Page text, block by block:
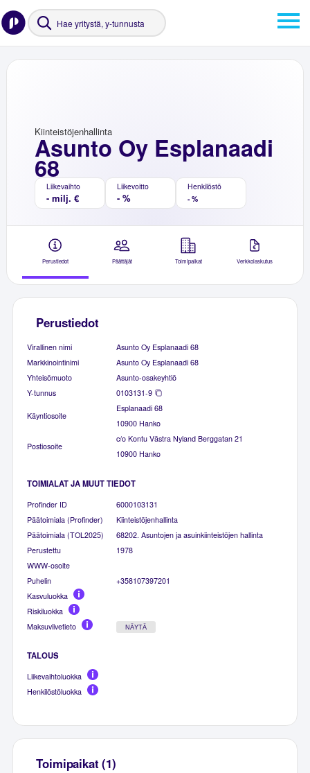
Asunto Oy Esplanaadi
68
Kiinteistöjenhallinta
Liikevaihto
- milj. €
Liikevoitto
- %
Henkilöstö
- %
Perustiedot Päättäjät Toimipaikat Verkkolaskutus
Perustiedot
Virallinen nimi
Asunto Oy Esplanaadi 68
Markkinointinimi
Asunto Oy Esplanaadi 68
Yhteisömuoto
Asunto-osakeyhtiö
Y-tunnus
0103131-9
Käyntiosoite
Esplanaadi 68
10900 Hanko
Postiosoite
c/o Kontu Västra Nyland Berggatan 21
10900 Hanko
TOIMIALAT JA MUUT TIEDOT
Profinder ID
6000103131
Päätoimiala (Profinder)
Kiinteistöjenhallinta
Päätoimiala (TOL2025)
68202. Asuntojen ja asuinkiinteistöjen hallinta
Perustettu
1978
WWW-osoite
Puhelin
+358107397201
Kasvuluokka
Riskiluokka
Maksuviivetieto
NÄYTÄ
TALOUS
Liikevaihtoluokka
Henkilöstöluokka
Toimipaikat (1)